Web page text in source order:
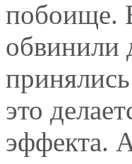
побоище.
обвинили
это
эффекта.